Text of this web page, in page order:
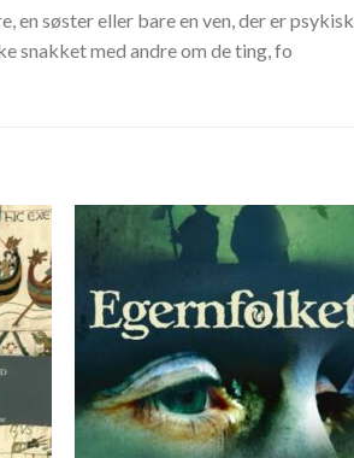
en søster eller bare en ven, der er
snakket med andre om de ting, fo